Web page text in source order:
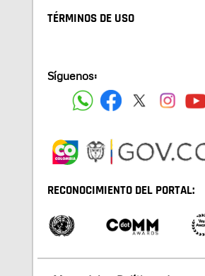
TÉRMINOS DE USO
Síguenos:
RECONOCIMIENTO DEL PORTAL: